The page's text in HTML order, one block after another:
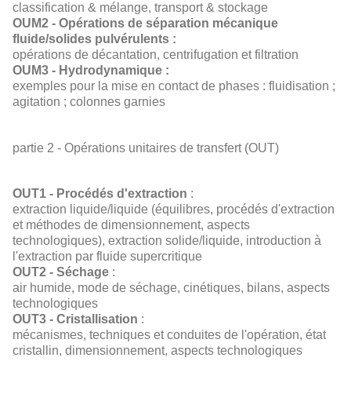
classification & mélange, transport & stockage
OUM2 - Opérations de séparation mécanique
fluide/solides pulvérulents :
opérations de décantation, centrifugation et filtration
OUM3 - Hydrodynamique :
exemples pour la mise en contact de phases : fluidisation ;
agitation ; colonnes garnies
partie 2 - Opérations unitaires de transfert (OUT)
OUT1 - Procédés d'extraction :
extraction liquide/liquide (équilibres, procédés d'extraction
et méthodes de dimensionnement, aspects
technologiques), extraction solide/liquide, introduction à
l'extraction par fluide supercritique
OUT2 - Séchage :
air humide, mode de séchage, cinétiques, bilans, aspects
technologiques
OUT3 - Cristallisation :
mécanismes, techniques et conduites de l'opération, état
cristallin, dimensionnement, aspects technologiques